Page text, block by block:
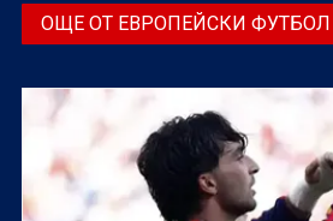
ОЩЕ ОТ ЕВРОПЕЙСКИ ФУТБОЛ